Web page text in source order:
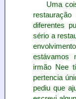
Uma
diferentes
sério a
estávamos
irmão Nee
pertencia
pediu que